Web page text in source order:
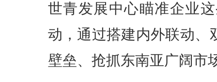
世青发展中心瞄准企业
动，通过搭建内外联动、
壁垒、抢抓东南亚广阔市